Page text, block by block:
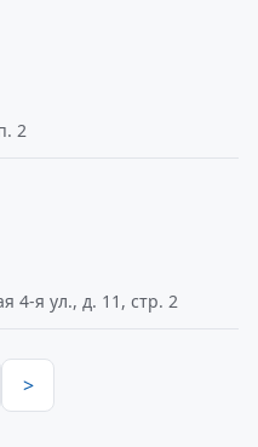
2
4-я ул., д. 11, стр. 2
>